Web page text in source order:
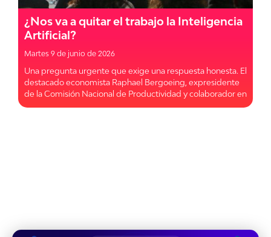
¿Nos va a quitar el trabajo la Inteligencia
Artificial?
Martes 9 de junio de 2026
Una pregunta urgente que exige una respuesta honesta. El
destacado economista Raphael Bergoeing, expresidente
de la Comisión Nacional de Productividad y colaborador en
la actualización de la Política Nacional de IA, analiza el